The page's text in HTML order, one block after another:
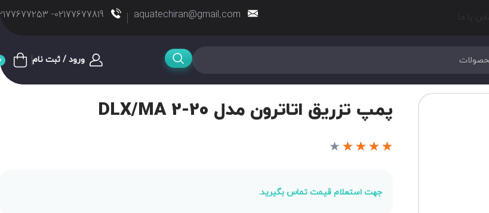
aquatechiran@gmail.com
02177677819- 02177677253
ورود / ثبت نام
پمپ تزریق اتاترون مدل DLX/MA 2-20
★
★
★
★
★
جهت استعلام قیمت تماس بگیرید.